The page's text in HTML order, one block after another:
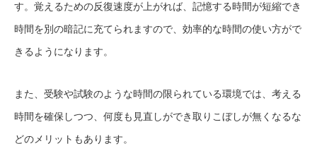
す。覚えるための反復速度が上がれば、記憶する時間が短縮でき
時間を別の暗記に充てられますので、効率的な時間の使い方がで
きるようになります。
また、受験や試験のような時間の限られている環境では、考える
時間を確保しつつ、何度も見直しができ取りこぼしが無くなるな
どのメリットもあります。